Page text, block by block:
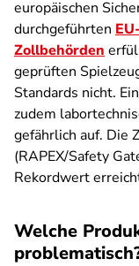
europäischen
durchgeführten
Zollbehörden
geprüften
Standards nicht.
zudem
gefährlich auf. Die
(RAPEX/Safety
Rekordwert
Welche